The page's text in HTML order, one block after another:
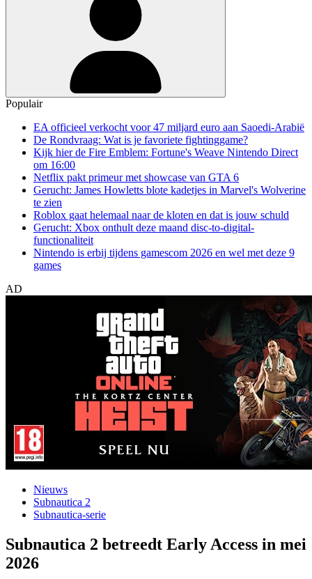
Populair
EA officieel verkocht voor 47 miljard euro aan Saoedi-Arabië
De Rondvraag: Wat is je favoriete fightinggame?
Kijk hier de Fire Emblem: Fortune's Weave Nintendo Direct
om 16:00
Netflix pakt primeur met showcase van GTA 6
Gerucht: James Howletts blote kadetjes in Marvel's Wolverine
te zien
Roblox gaat helemaal naar de kloten en dat is jouw schuld
Gerucht: Xbox onthult deze maand disc-to-digital-
functionaliteit
Nintendo is erbij tijdens gamescom 2026 en wel met deze 9
games
AD
Nieuws
Subnautica 2
Subnautica-serie
Subnautica 2 betreedt Early Access in mei
2026